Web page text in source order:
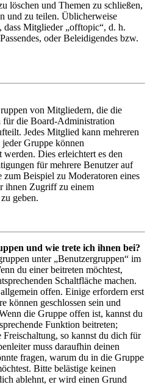
löschen und Themen zu schließen,
und zu teilen. Üblicherweise
dass Mitglieder „offtopic“, d. h.
oder Beleidigendes bzw.
von Mitgliedern, die die
die Board-Administration
Jedes Mitglied kann mehreren
Gruppe können
Dies erleichtert es den
für mehrere Benutzer auf
zum Beispiel zu Moderatoren eines
ihnen Zugriff zu einem
geben.
und wie trete ich ihnen bei?
unter „Benutzergruppen“ im
du einer beitreten möchtest,
Schaltfläche machen.
offen. Einige erfordern erst
können geschlossen sein und
die Gruppe offen ist, kannst du
Funktion beitreten;
so kannst du dich für
muss daraufhin deinen
fragen, warum du in die Gruppe
Bitte belästige keinen
ablehnt, er wird einen Grund